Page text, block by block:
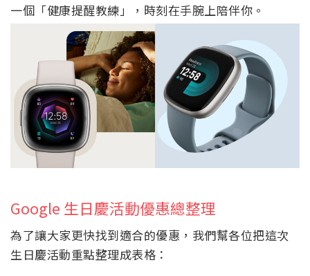
一個「健康提醒教練」，時刻在手腕上陪伴你。
Google 生日慶活動優惠總整理
為了讓大家更快找到適合的優惠，我們幫各位把這次
生日慶活動重點整理成表格：